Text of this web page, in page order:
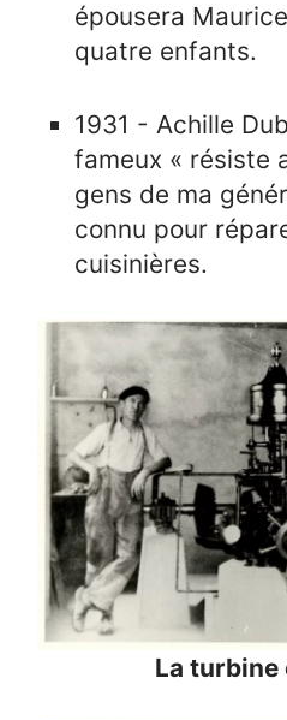
épousera
quatre enfants.
1931 - Achille
fameux « résiste
gens de ma
connu pour
cuisinières.
La turbine